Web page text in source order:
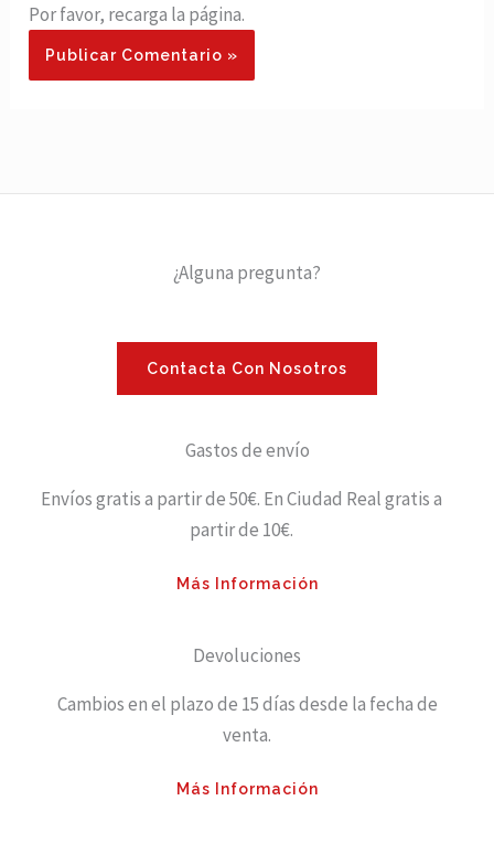
Por favor, recarga la página.
¿Alguna pregunta?
Contacta Con Nosotros
Gastos de envío
Envíos gratis a partir de 50€. En Ciudad Real gratis a
partir de 10€.
Más Información
Devoluciones
Cambios en el plazo de 15 días desde la fecha de
venta.
Más Información